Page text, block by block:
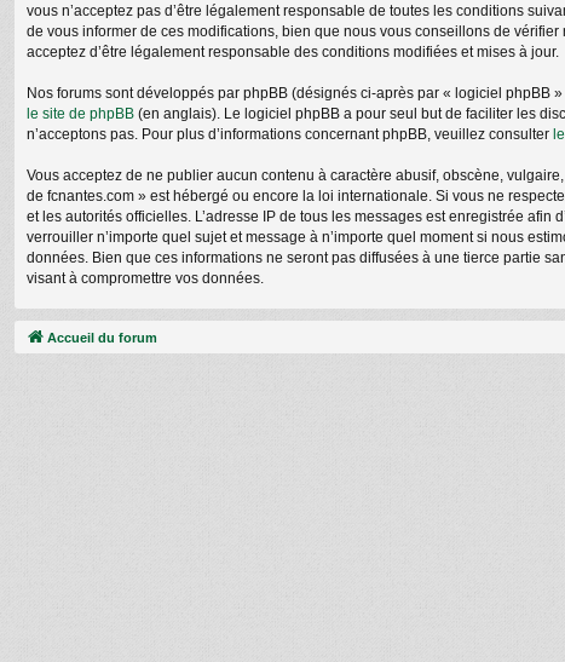
vous n’acceptez pas d’être légalement responsable de toutes les conditions
de vous informer de ces modifications, bien que nous vous conseillons de
acceptez d’être légalement responsable des conditions modifiées et mises à jour.
Nos forums sont développés par phpBB (désignés ci-après par « logiciel phpBB
le site de phpBB (en anglais). Le logiciel phpBB a pour seul but de faciliter les
n’acceptons pas. Pour plus d’informations concernant phpBB, veuillez consulter
Vous acceptez de ne publier aucun contenu à caractère abusif, obscène,
de fcnantes.com » est hébergé ou encore la loi internationale. Si vous ne
et les autorités officielles. L’adresse IP de tous les messages est enregistrée
verrouiller n’importe quel sujet et message à n’importe quel moment si nous
données. Bien que ces informations ne seront pas diffusées à une tierce partie
visant à compromettre vos données.
Accueil du forum